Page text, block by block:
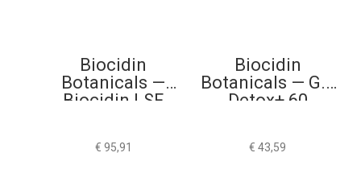
Biocidin
Botanicals —
Biocidin LSF
€ 95,91
Biocidin
Botanicals — G.I.
Detox+ 60
€ 43,59